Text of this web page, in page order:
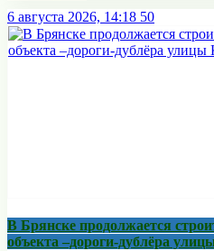
6 августа 2026, 14:18 50
В Брянске продолжается
объекта –дороги-дублёра